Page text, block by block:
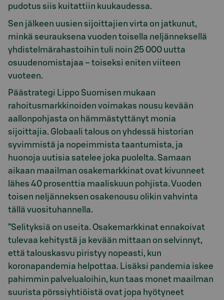
pudotus siis kuitattiin kuukaudessa.
Sen jälkeen uusien sijoittajien virta on jatkunut,
minkä seurauksena vuoden toisella neljänneksellä
yhdistelmärahastoihin tuli noin 25 000 uutta
osuudenomistajaa – toiseksi eniten viiteen
vuoteen.
Päästrategi Lippo Suomisen mukaan
rahoitusmarkkinoiden voimakas nousu kevään
aallonpohjasta on hämmästyttänyt monia
sijoittajia. Globaali talous on yhdessä historian
syvimmistä ja nopeimmista taantumista, ja
huonoja uutisia satelee joka puolelta. Samaan
aikaan maailman osakemarkkinat ovat kivunneet
lähes 40 prosenttia maaliskuun pohjista. Vuoden
toisen neljänneksen osakenousu olikin vahvinta
tällä vuosituhannella.
”Selityksiä on useita. Osakemarkkinat ennakoivat
tulevaa kehitystä ja kevään mittaan on selvinnyt,
että talouskasvu piristyy nopeasti, kun
koronapandemia helpottaa. Lisäksi pandemia iskee
pahimmin palvelualoihin, kun taas monet maailman
suurista pörssiyhtiöistä ovat jopa hyötyneet